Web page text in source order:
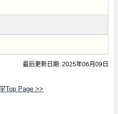
最后更新日期: 2025年06月09日
Top Page >>